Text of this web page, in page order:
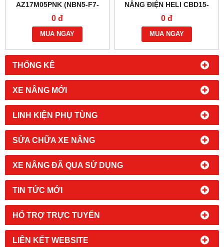
THỐNG KÊ
XE NÂNG MỚI
LINH KIỆN PHỤ TÙNG
SỬA CHỮA XE NÂNG
XE NÂNG ĐÃ QUA SỬ DỤNG
TIN TỨC MỚI
HỔ TRỢ TRỰC TUYẾN
LIÊN KẾT WEBSITE
AZ17M05PNK (NBN5-F7-
E2)
0 đ
MUA NGAY
NÂNG ĐIỆN HELI CBD15-
170H/170G
0 đ
MUA NGAY